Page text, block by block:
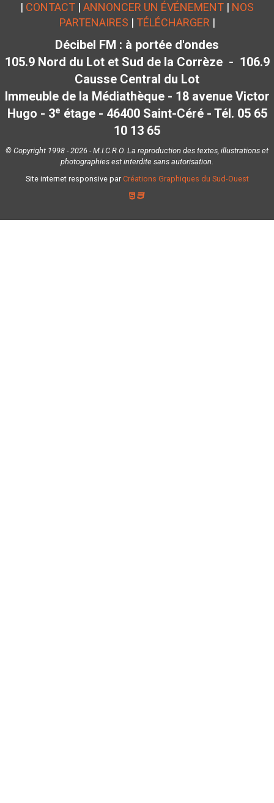
| CONTACT | ANNONCER UN ÉVÉNEMENT | NOS
PARTENAIRES | TÉLÉCHARGER |
Décibel FM : à portée d'ondes
105.9 Nord du Lot et Sud de la Corrèze - 106.9
Causse Central du Lot
Immeuble de la Médiathèque - 18 avenue Victor
Hugo - 3e étage - 46400 Saint-Céré - Tél. 05 65
10 13 65
© Copyright 1998 - 2026 - M.I.C.R.O. La reproduction des textes, illustrations et
photographies est interdite sans autorisation.
Site internet responsive par Créations Graphiques du Sud-Ouest